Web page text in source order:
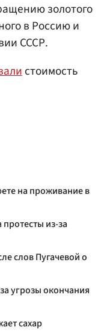
золотого
в Россию и
СССР.
стоимость
на проживание в
из-за
слов Пугачевой о
угрозы окончания
сахар